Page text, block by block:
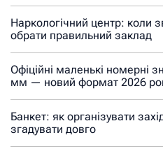
Наркологічний центр: коли
обрати правильний заклад
Офіційні маленькі номерні
мм — новий формат 2026
Банкет: як організувати
згадувати довго